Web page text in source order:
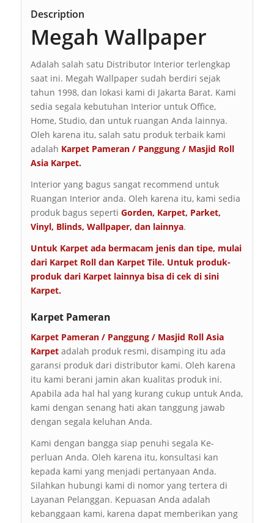
Description
Megah Wallpaper
Adalah salah satu Distributor Interior terlengkap
saat ini. Megah Wallpaper sudah berdiri sejak
tahun 1998, dan lokasi kami di Jakarta Barat. Kami
sedia segala kebutuhan Interior untuk Office,
Home, Studio, dan untuk ruangan Anda lainnya.
Oleh karena itu, salah satu produk terbaik kami
adalah Karpet Pameran / Panggung / Masjid Roll
Asia Karpet.
Interior yang bagus sangat recommend untuk
Ruangan Interior anda. Oleh karena itu, kami sedia
produk bagus seperti Gorden, Karpet, Parket,
Vinyl, Blinds, Wallpaper, dan lainnya.
Untuk Karpet ada bermacam jenis dan tipe, mulai
dari Karpet Roll dan Karpet Tile. Untuk produk-
produk dari Karpet lainnya bisa di cek di sini
Karpet.
Karpet Pameran
Karpet Pameran / Panggung / Masjid Roll Asia
Karpet adalah produk resmi, disamping itu ada
garansi produk dari distributor kami. Oleh karena
itu kami berani jamin akan kualitas produk ini.
Apabila ada hal hal yang kurang cukup untuk Anda,
kami dengan senang hati akan tanggung jawab
dengan segala keluhan Anda.
Kami dengan bangga siap penuhi segala Ke-
perluan Anda. Oleh karena itu, konsultasi kan
kepada kami yang menjadi pertanyaan Anda.
Silahkan hubungi kami di nomor yang tertera di
Layanan Pelanggan. Kepuasan Anda adalah
kebanggaan kami, karena dapat memberikan yang